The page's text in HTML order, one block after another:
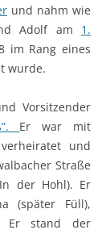
und nahm wie
Adolf am 1.
im Rang eines
wurde.
Vorsitzender
Er war mit
und
Straße
der Hohl). Er
(später Füll),
Er stand der